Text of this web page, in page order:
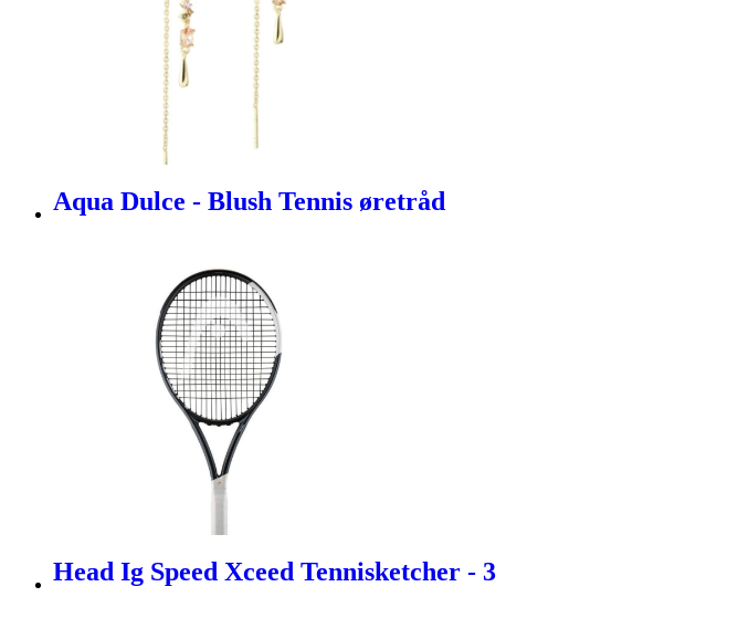
Aqua Dulce - Blush Tennis øretråd
Head Ig Speed Xceed Tennisketcher - 3